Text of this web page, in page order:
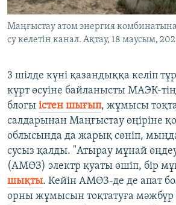
Маңғыстау атом энергия
су келетін канал. Ақтау, 18 маусым,
3 шілде күні қазандыққа келіп
күрт өсуіне байланысты МАЭК-
блогы істен шығып, жұмысы
салдарынан Маңғыстау өңіріне
облысында да жарық сөніп,
сусыз қалды. "Атырау мұнай
(АМӨЗ) электр қуаты өшіп, бір
шықты. Кейін АМӨЗ-де де апат
орны жұмысын тоқтатуға мәжбүр